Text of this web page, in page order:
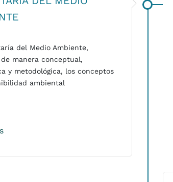
del Medio Ambiente,
manera conceptual,
y metodológica, los conceptos
ambiental